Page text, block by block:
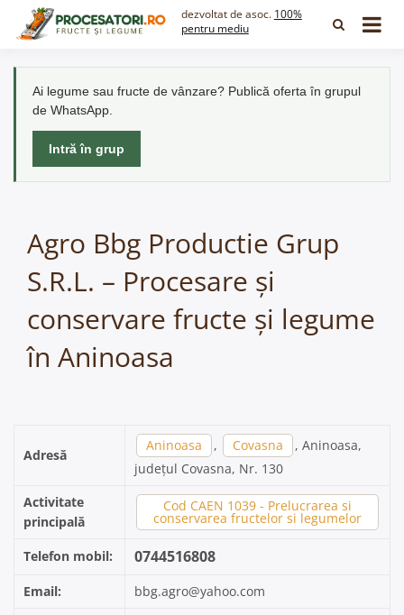
dezvoltat de asoc. 100%
pentru mediu
Ai legume sau fructe de vânzare? Publică oferta în grupul
de WhatsApp.
Intră în grup
Agro Bbg Productie Grup
S.R.L. – Procesare și
conservare fructe și legume
în Aninoasa
Adresă
Aninoasa , Covasna
, Aninoasa,
județul Covasna, Nr. 130
Activitate
principală
Cod CAEN 1039 - Prelucrarea si
conservarea fructelor si legumelor
Telefon mobil: 0744516808
Email:
bbg.agro@yahoo.com